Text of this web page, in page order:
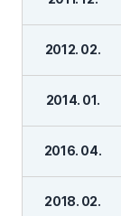
2012. 02.
2014. 01.
2016. 04.
2018. 02.